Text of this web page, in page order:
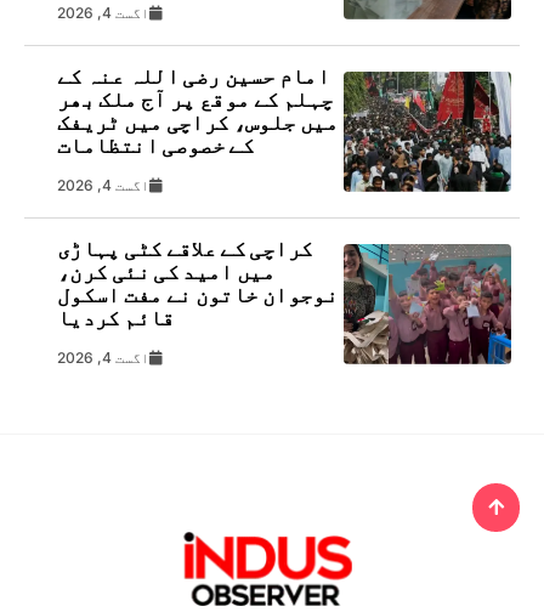
اگست 4, 2026
امام حسین رضی اللہ عنہ کے
چہلم کے موقع پر آج ملک بھر
میں جلوس، کراچی میں ٹریفک
کے خصوصی انتظامات
اگست 4, 2026
کراچی کے علاقے کٹی پہاڑی
میں امید کی نئی کرن،
نوجوان خاتون نے مفت اسکول
قائم کردیا
اگست 4, 2026